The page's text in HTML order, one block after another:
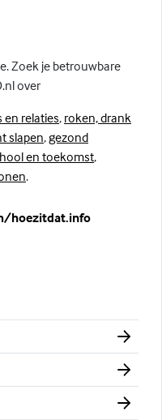
Zoek je betrouwbare
over
en relaties, roken, drank
slapen,gezond
en toekomst,
.
hoezitdat.info